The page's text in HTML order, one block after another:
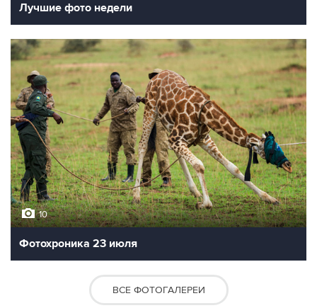
Лучшие фото недели
10
Фотохроника 23 июля
ВСЕ ФОТОГАЛЕРЕИ